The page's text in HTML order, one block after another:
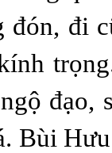
đón, đi
đạo,
Bùi